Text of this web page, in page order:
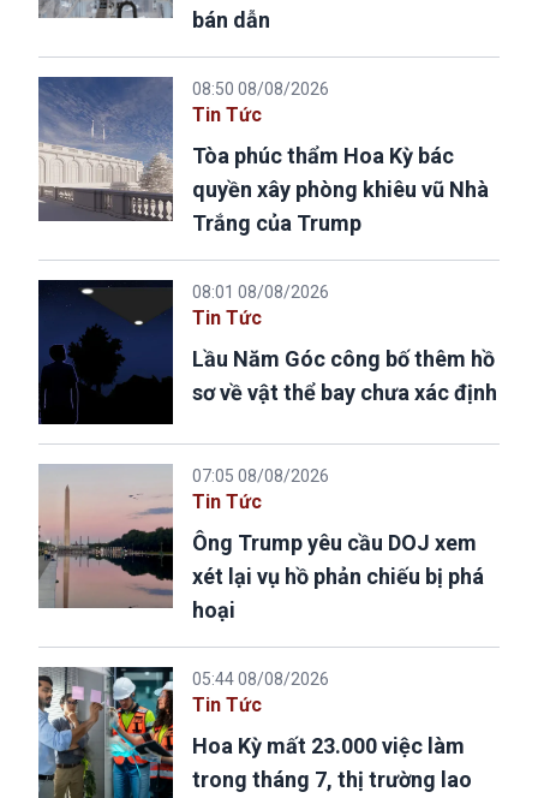
bán dẫn
08:50 08/08/2026
Tin Tức
Tòa phúc thẩm Hoa Kỳ bác
quyền xây phòng khiêu vũ Nhà
Trắng của Trump
08:01 08/08/2026
Tin Tức
Lầu Năm Góc công bố thêm hồ
sơ về vật thể bay chưa xác định
07:05 08/08/2026
Tin Tức
Ông Trump yêu cầu DOJ xem
xét lại vụ hồ phản chiếu bị phá
hoại
05:44 08/08/2026
Tin Tức
Hoa Kỳ mất 23.000 việc làm
trong tháng 7, thị trường lao